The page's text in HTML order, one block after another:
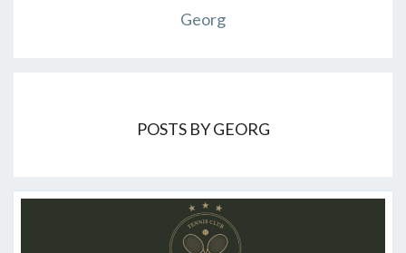
Georg
POSTS BY GEORG